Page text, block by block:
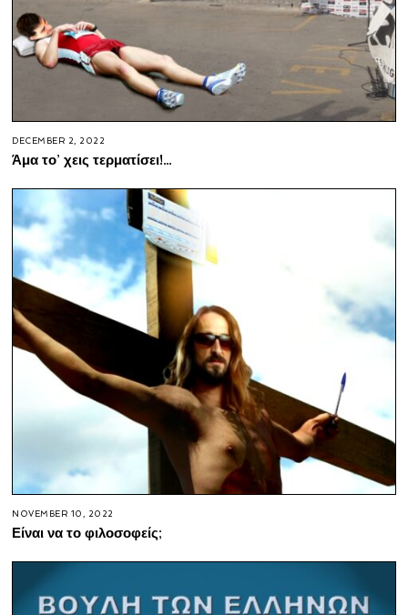
DECEMBER 2, 2022
Άμα το’ χεις τερματίσει!…
NOVEMBER 10, 2022
Είναι να το φιλοσοφείς;